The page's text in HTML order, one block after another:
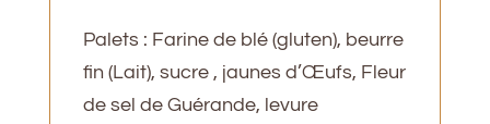
Palets : Farine de blé (gluten), beurre
fin (Lait), sucre , jaunes d’Œufs, Fleur
de sel de Guérande, levure